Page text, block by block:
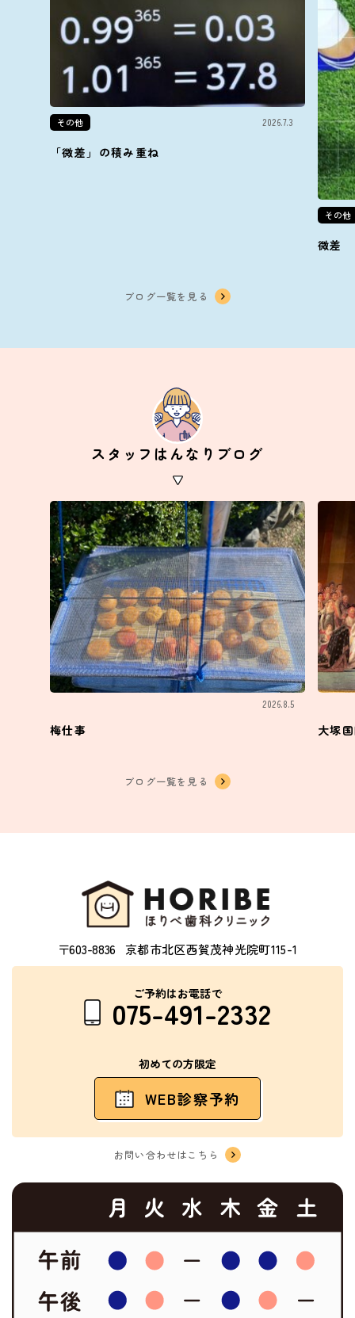
その他 2026.7.3
「微差」の積み重ね
その他
微差
ブログ一覧を見る
スタッフはんなりブログ
2026.8.5
梅仕事 大塚
ブログ一覧を見る
〒603-8836 京都市北区西賀茂神光院町115-1
ご予約はお電話で
075-491-2332
初めての方限定
WEB診察予約
お問い合わせはこちら